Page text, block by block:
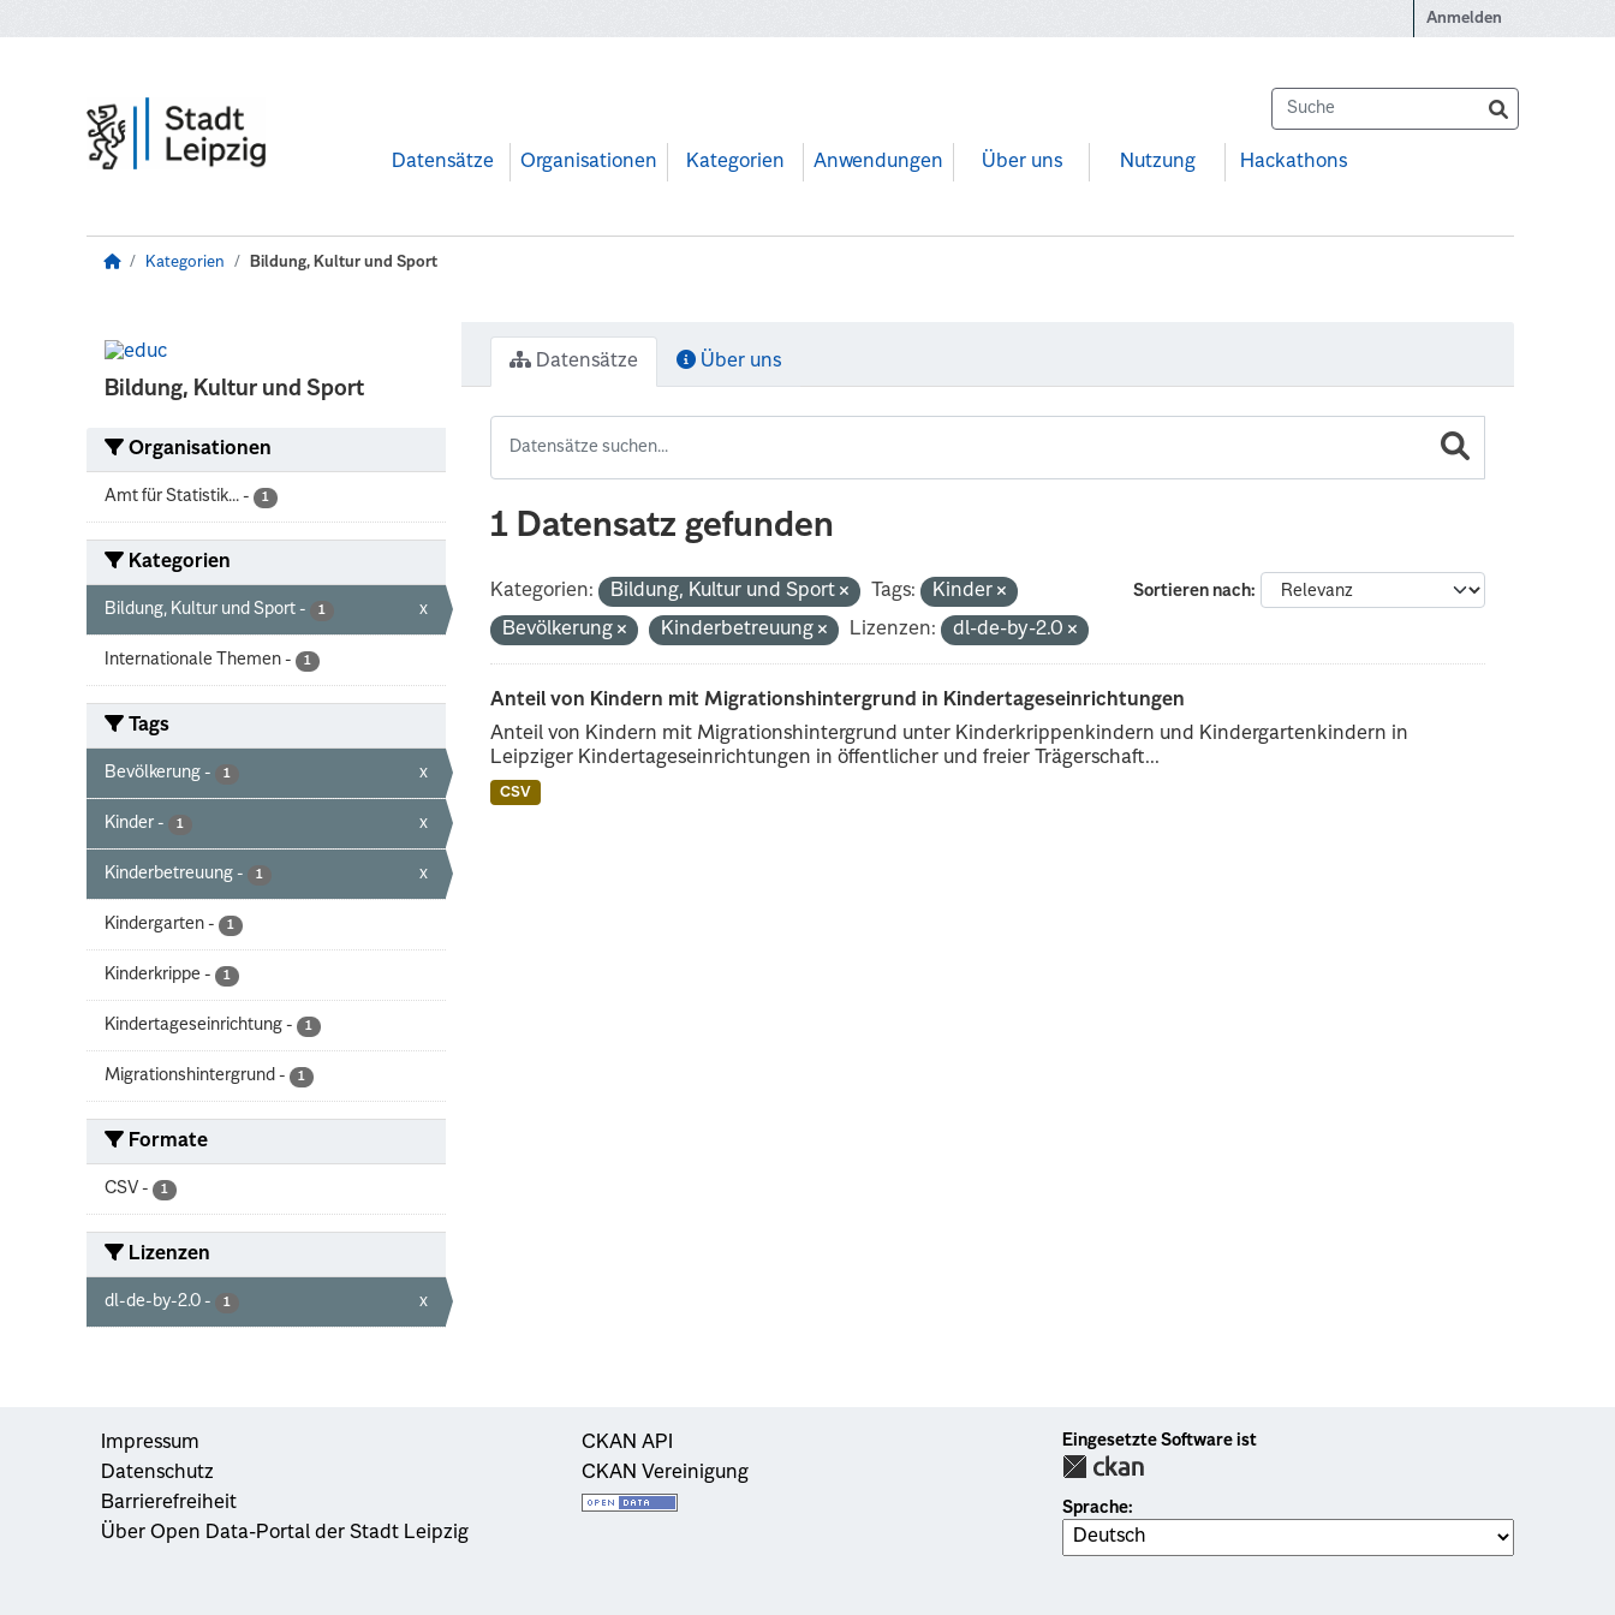
Anmelden
Datensätze Organisationen Kategorien Anwendungen Über uns Nutzung Hackathons
Kategorien Bildung, Kultur und Sport
Bildung, Kultur und Sport
Organisationen
Amt für Statistik... - 1
Kategorien
Bildung, Kultur und Sport - 1 x
Internationale Themen - 1
Tags
Bevölkerung - 1 x
Kinder - 1 x
Kinderbetreuung - 1 x
Kindergarten - 1
Kinderkrippe - 1
Kindertageseinrichtung - 1
Migrationshintergrund - 1
Formate
CSV - 1
Lizenzen
dl-de-by-2.0 - 1 x
Datensätze Über uns
1 Datensatz gefunden
Sortieren nach
Kategorien: Bildung, Kultur und Sport Tags:
Kinder
Bevölkerung
Kinderbetreuung Lizenzen: dl-de-by-2.0
Anteil von Kindern mit Migrationshintergrund in Kindertageseinrichtungen
Anteil von Kindern mit Migrationshintergrund unter Kinderkrippenkindern und Kindergartenkindern in
Leipziger Kindertageseinrichtungen in öffentlicher und freier Trägerschaft...
CSV
Impressum
Datenschutz
Barrierefreiheit
Über Open Data-Portal der Stadt Leipzig
CKAN API
CKAN Vereinigung
Eingesetzte Software ist
Sprache